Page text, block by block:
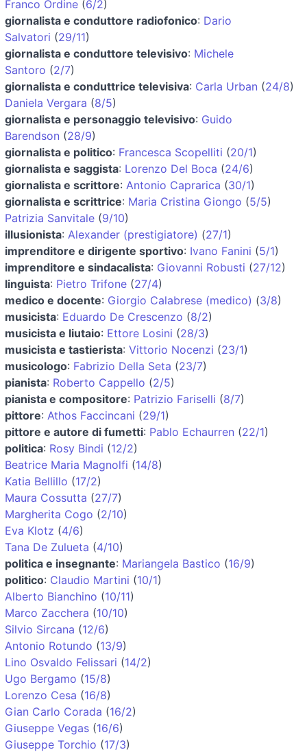
Franco Ordine (6/2)
giornalista e conduttore radiofonico: Dario
Salvatori (29/11)
giornalista e conduttore televisivo: Michele
Santoro (2/7)
giornalista e conduttrice televisiva: Carla Urban (24/8)
Daniela Vergara (8/5)
giornalista e personaggio televisivo: Guido
Barendson (28/9)
giornalista e politico: Francesca Scopelliti (20/1)
giornalista e saggista: Lorenzo Del Boca (24/6)
giornalista e scrittore: Antonio Caprarica (30/1)
giornalista e scrittrice: Maria Cristina Giongo (5/5)
Patrizia Sanvitale (9/10)
illusionista: Alexander (prestigiatore) (27/1)
imprenditore e dirigente sportivo: Ivano Fanini (5/1)
imprenditore e sindacalista: Giovanni Robusti (27/12)
linguista: Pietro Trifone (27/4)
medico e docente: Giorgio Calabrese (medico) (3/8)
musicista: Eduardo De Crescenzo (8/2)
musicista e liutaio: Ettore Losini (28/3)
musicista e tastierista: Vittorio Nocenzi (23/1)
musicologo: Fabrizio Della Seta (23/7)
pianista: Roberto Cappello (2/5)
pianista e compositore: Patrizio Fariselli (8/7)
pittore: Athos Faccincani (29/1)
pittore e autore di fumetti: Pablo Echaurren (22/1)
politica: Rosy Bindi (12/2)
Beatrice Maria Magnolfi (14/8)
Katia Bellillo (17/2)
Maura Cossutta (27/7)
Margherita Cogo (2/10)
Eva Klotz (4/6)
Tana De Zulueta (4/10)
politica e insegnante: Mariangela Bastico (16/9)
politico: Claudio Martini (10/1)
Alberto Bianchino (10/11)
Marco Zacchera (10/10)
Silvio Sircana (12/6)
Antonio Rotundo (13/9)
Lino Osvaldo Felissari (14/2)
Ugo Bergamo (15/8)
Lorenzo Cesa (16/8)
Gian Carlo Corada (16/2)
Giuseppe Vegas (16/6)
Giuseppe Torchio (17/3)